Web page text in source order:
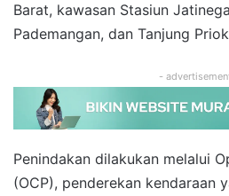
Barat, kawasan Stasiun
Pademangan, dan Tanjung
-
Penindakan dilakukan melalui
(OCP), penderekan kendaraan